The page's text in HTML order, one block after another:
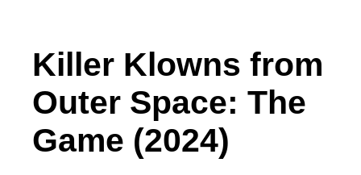
Killer Klowns from
Outer Space: The
Game (2024)